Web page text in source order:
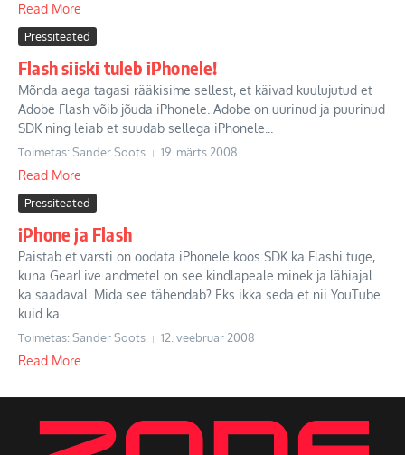
Read More
Pressiteated
Flash siiski tuleb iPhonele!
Mõnda aega tagasi rääkisime sellest, et käivad kuulujutud et
Adobe Flash võib jõuda iPhonele. Adobe on uurinud ja puurinud
SDK ning leiab et suudab sellega iPhonele...
Toimetas: Sander Soots 19. märts 2008
Read More
Pressiteated
iPhone ja Flash
Paistab et varsti on oodata iPhonele koos SDK ka Flashi tuge,
kuna GearLive andmetel on see kindlapeale minek ja lähiajal
ka saadaval. Mida see tähendab? Eks ikka seda et nii YouTube
kuid ka...
Toimetas: Sander Soots 12. veebruar 2008
Read More